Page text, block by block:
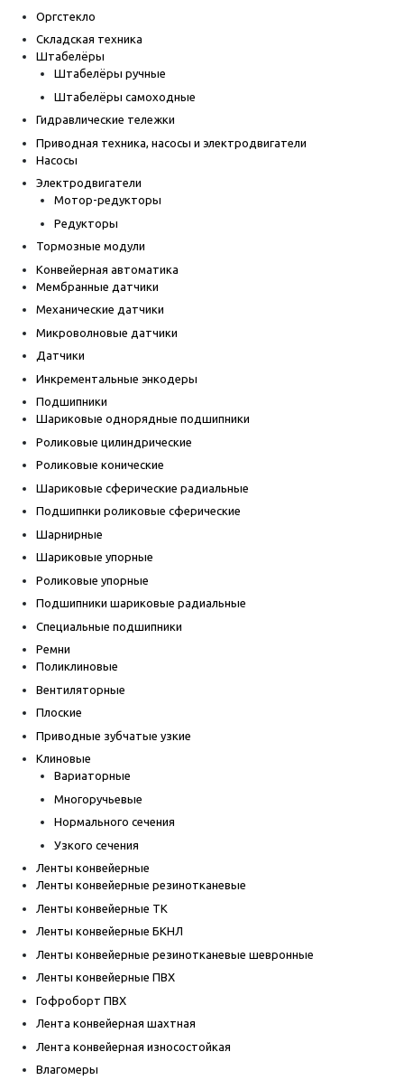
Оргстекло
Складская техника
Штабелёры
Штабелёры ручные
Штабелёры самоходные
Гидравлические тележки
Приводная техника, насосы и электродвигатели
Насосы
Электродвигатели
Мотор-редукторы
Редукторы
Тормозные модули
Конвейерная автоматика
Мембранные датчики
Механические датчики
Микроволновые датчики
Датчики
Инкрементальные энкодеры
Подшипники
Шариковые однорядные подшипники
Роликовые цилиндрические
Роликовые конические
Шариковые сферические радиальные
Подшипнки роликовые сферические
Шарнирные
Шариковые упорные
Роликовые упорные
Подшипники шариковые радиальные
Специальные подшипники
Ремни
Поликлиновые
Вентиляторные
Плоские
Приводные зубчатые узкие
Клиновые
Вариаторные
Многоручьевые
Нормального сечения
Узкого сечения
Ленты конвейерные
Ленты конвейерные резинотканевые
Ленты конвейерные ТК
Ленты конвейерные БКНЛ
Ленты конвейерные резинотканевые шевронные
Ленты конвейерные ПВХ
Гофроборт ПВХ
Лента конвейерная шахтная
Лента конвейерная износостойкая
Влагомеры